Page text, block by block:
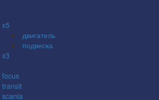
x5
двигатель
подвеска
x3
focus
transit